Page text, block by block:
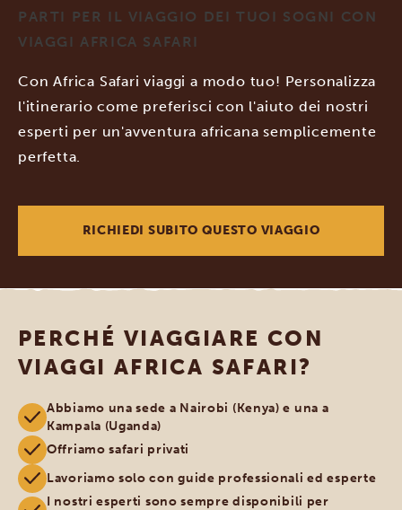
PARTI PER IL VIAGGIO DEI TUOI SOGNI CON
VIAGGI AFRICA SAFARI
Con Africa Safari viaggi a modo tuo! Personalizza
l'itinerario come preferisci con l'aiuto dei nostri
esperti per un'avventura africana semplicemente
perfetta.
RICHIEDI SUBITO QUESTO VIAGGIO
PERCHÉ VIAGGIARE CON
VIAGGI AFRICA SAFARI?
Abbiamo una sede a Nairobi (Kenya) e una a
Kampala (Uganda)
Offriamo safari privati
Lavoriamo solo con guide professionali ed esperte
I nostri esperti sono sempre disponibili per